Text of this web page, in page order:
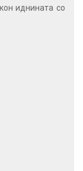
иднината со